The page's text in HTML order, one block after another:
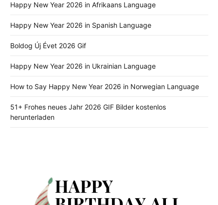
Happy New Year 2026 in Afrikaans Language
Happy New Year 2026 in Spanish Language
Boldog Új Évet 2026 Gif
Happy New Year 2026 in Ukrainian Language
How to Say Happy New Year 2026 in Norwegian Language
51+ Frohes neues Jahr 2026 GIF Bilder kostenlos
herunterladen